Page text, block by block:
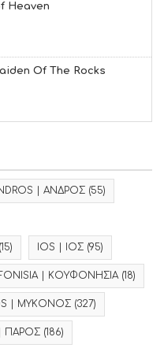
Heaven
Of The Rocks
| ΑΝΔΡΟΣ (55)
(15) IOS | ΙΟΣ (95)
| ΚΟΥΦΟΝΗΣΙΑ(18)
| ΜΥΚΟΝΟΣ (327)
| ΠΑΡΟΣ (186)